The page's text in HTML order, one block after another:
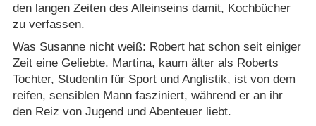
den langen Zeiten des Alleinseins damit, Kochbücher
zu verfassen.
Was Susanne nicht weiß: Robert hat schon seit einiger
Zeit eine Geliebte. Martina, kaum älter als Roberts
Tochter, Studentin für Sport und Anglistik, ist von dem
reifen, sensiblen Mann fasziniert, während er an ihr
den Reiz von Jugend und Abenteuer liebt.